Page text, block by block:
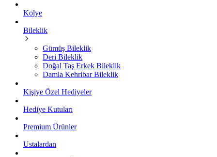
Kolye
Bileklik
Gümüş Bileklik
Deri Bileklik
Doğal Taş Erkek Bileklik
Damla Kehribar Bileklik
Kişiye Özel Hediyeler
Hediye Kutuları
Premium Ürünler
Ustalardan